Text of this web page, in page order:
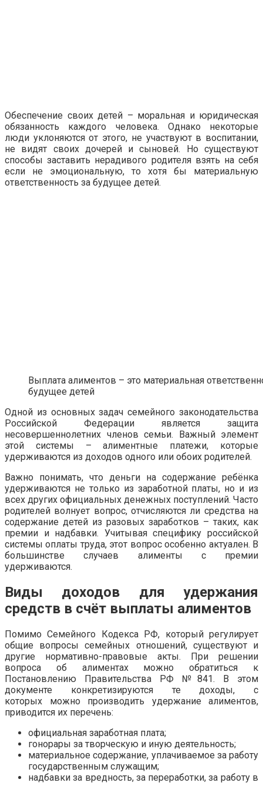
Обеспечение своих детей – моральная и юридическая
обязанность каждого человека. Однако некоторые
люди уклоняются от этого, не участвуют в воспитании,
не видят своих дочерей и сыновей. Но существуют
способы заставить нерадивого родителя взять на себя
если не эмоциональную, то хотя бы материальную
ответственность за будущее детей.
Выплата алиментов – это материальная
будущее детей
Одной из основных задач семейного законодательства
Российской Федерации является защита
несовершеннолетних членов семьи. Важный элемент
этой системы – алиментные платежи, которые
удерживаются из доходов одного или обоих родителей.
Важно понимать, что деньги на содержание ребёнка
удерживаются не только из заработной платы, но и из
всех других официальных денежных поступлений. Часто
родителей волнует вопрос, отчисляются ли средства на
содержание детей из разовых заработков – таких, как
премии и надбавки. Учитывая специфику российской
системы оплаты труда, этот вопрос особенно актуален. В
большинстве случаев алименты с премии
удерживаются.
Виды доходов для удержания
средств в счёт выплаты алиментов
Помимо Семейного Кодекса РФ, который регулирует
общие вопросы семейных отношений, существуют и
другие нормативно-правовые акты. При решении
вопроса об алиментах можно обратиться к
Постановлению Правительства РФ №841. В этом
документе конкретизируются те доходы, с
которых можно производить удержание алиментов,
приводится их перечень:
официальная заработная плата;
гонорары за творческую и иную деятельность;
материальное содержание, уплачиваемое за работу
государственным служащим;
надбавки за вредность, за переработки, за работу в